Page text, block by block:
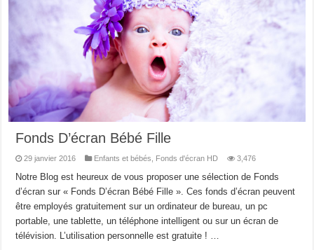
Fonds D’écran Bébé Fille
29 janvier 2016 Enfants et bébés Fonds d'écran HD 3,476
Notre Blog est heureux de vous proposer une sélection de Fonds
d’écran sur « Fonds D’écran Bébé Fille ». Ces fonds d’écran peuvent
être employés gratuitement sur un ordinateur de bureau, un pc
portable, une tablette, un téléphone intelligent ou sur un écran de
télévision. L’utilisation personnelle est gratuite ! …